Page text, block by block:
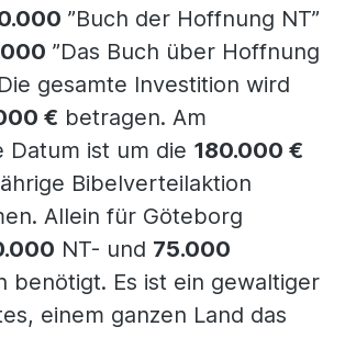
”Buch der Hoffnung NT”
”Das Buch über Hoffnung
gesamte Investition wird
€ betragen. Am
Datum ist um die 180.000 €
Bibelverteilaktion
Allein für Göteborg
NT- und 75.000
benötigt. Es ist ein gewaltiger
einem ganzen Land das